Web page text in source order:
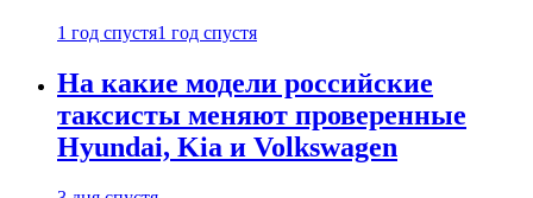
1 год спустя1 год спустя
На какие модели российские
таксисты меняют проверенные
Hyundai, Kia и Volkswagen